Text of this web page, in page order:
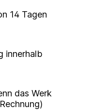
14 Tagen
innerhalb
das Werk